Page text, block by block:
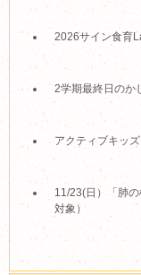
2026サイン食育
2学期最終日のか
アクティブキッ
11/23(日）「肺
対象）